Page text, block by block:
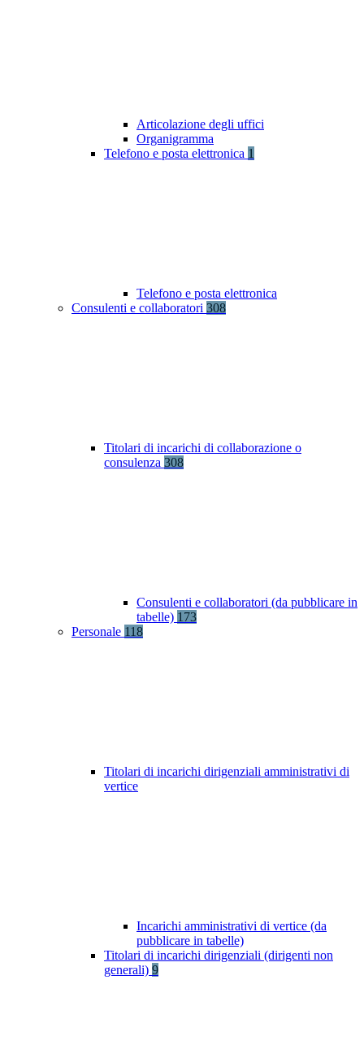
Articolazione degli uffici
Organigramma
Telefono e posta elettronica 1
Telefono e posta elettronica
Consulenti e collaboratori 308
Titolari di incarichi di collaborazione o
consulenza 308
Consulenti e collaboratori (da pubblicare in
tabelle) 173
Personale 118
Titolari di incarichi dirigenziali amministrativi di
vertice
Incarichi amministrativi di vertice (da
pubblicare in tabelle)
Titolari di incarichi dirigenziali (dirigenti non
generali) 9